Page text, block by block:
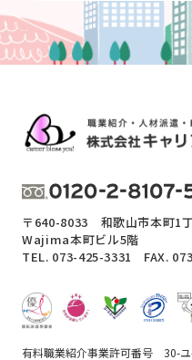
〒640-8033 和歌山市本町1
Wajima本町ビル5階
TEL. 073-425-3331 FAX.
有料職業紹介事業許可番号 30-